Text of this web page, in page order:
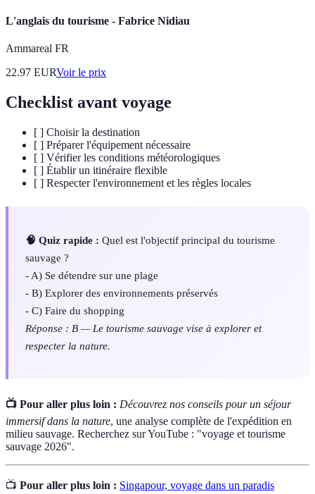
L'anglais du tourisme - Fabrice Nidiau
Ammareal FR
22.97 EURVoir le prix
Checklist avant voyage
[ ] Choisir la destination
[ ] Préparer l'équipement nécessaire
[ ] Vérifier les conditions météorologiques
[ ] Établir un itinéraire flexible
[ ] Respecter l'environnement et les règles locales
🧠 Quiz rapide : Quel est l'objectif principal du tourisme
sauvage ?
- A) Se détendre sur une plage
- B) Explorer des environnements préservés
- C) Faire du shopping
Réponse : B — Le tourisme sauvage vise à explorer et
respecter la nature.
📺 Pour aller plus loin : Découvrez nos conseils pour un séjour
immersif dans la nature, une analyse complète de l'expédition en
milieu sauvage. Recherchez sur YouTube : "voyage et tourisme
sauvage 2026".
📺 Pour aller plus loin : Singapour, voyage dans un paradis